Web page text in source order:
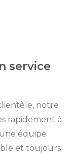
service
notre
rapidement à
équipe
et toujours